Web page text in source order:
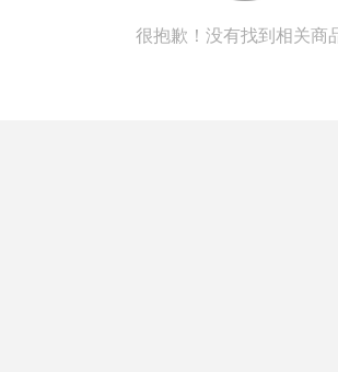
很抱歉！没有找到相关商